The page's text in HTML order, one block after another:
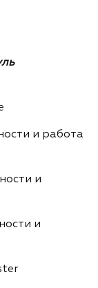
и работа
и
и